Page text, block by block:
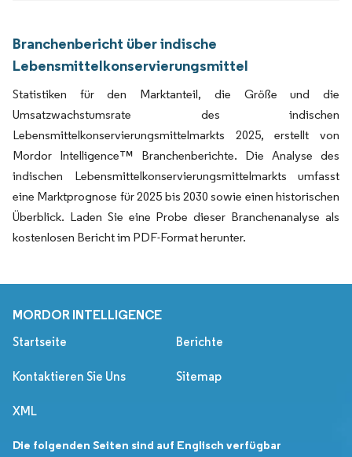
Branchenbericht über indische
Lebensmittelkonservierungsmittel
Statistiken für den Marktanteil, die Größe und die
Umsatzwachstumsrate des indischen
Lebensmittelkonservierungsmittelmarkts 2025, erstellt von
Mordor Intelligence™ Branchenberichte. Die Analyse des
indischen Lebensmittelkonservierungsmittelmarkts umfasst
eine Marktprognose für 2025 bis 2030 sowie einen historischen
Überblick. Laden Sie eine Probe dieser Branchenanalyse als
kostenlosen Bericht im PDF-Format herunter.
MORDOR INTELLIGENCE
Startseite Berichte
Kontaktieren Sie Uns Sitemap
XML
Die folgenden Seiten sind auf Englisch verfügbar